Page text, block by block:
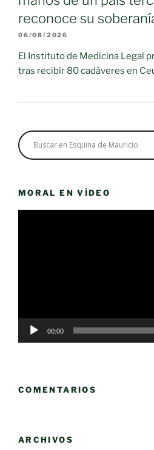
reconoce su
06/08/2026
El Instituto de Medicina Legal
tras recibir 80 cadáveres en
MORAL EN VÍDEO
00:00
COMENTARIOS
ARCHIVOS